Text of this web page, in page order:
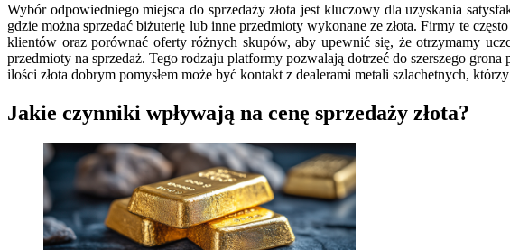
Wybór odpowiedniego miejsca do sprzedaży złota jest kluczowy dla uzyskania
gdzie można sprzedać biżuterię lub inne przedmioty wykonane ze złota. Firmy te
klientów oraz porównać oferty różnych skupów, aby upewnić się, że otrzymamy
przedmioty na sprzedaż. Tego rodzaju platformy pozwalają dotrzeć do szerszego
ilości złota dobrym pomysłem może być kontakt z dealerami metali szlachetnych,
Jakie czynniki wpływają na cenę sprzedaży złota?